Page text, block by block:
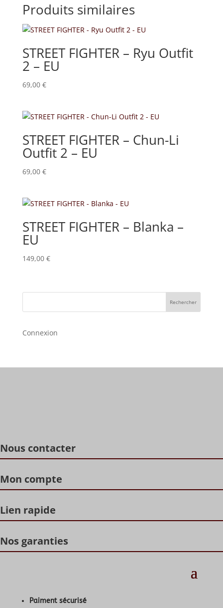
Produits similaires
STREET FIGHTER – Ryu Outfit
2 – EU
69,00 €
STREET FIGHTER – Chun-Li
Outfit 2 – EU
69,00 €
STREET FIGHTER – Blanka –
EU
149,00 €
Rechercher
Connexion
Nous contacter
Mon compte
Lien rapide
Nos garanties
Paiment sécurisé